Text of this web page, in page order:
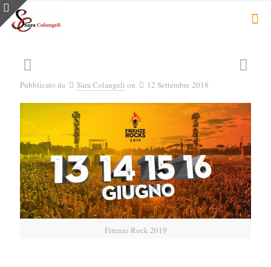
Pubblicato da Sara Colangeli on 12 Settembre 2018
Firenze Rock 2019